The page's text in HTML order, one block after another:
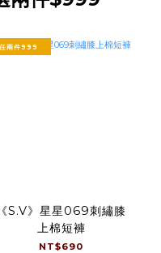
任兩件999
《S.V》星星069刺繡膝
上棉短褲
NT$690